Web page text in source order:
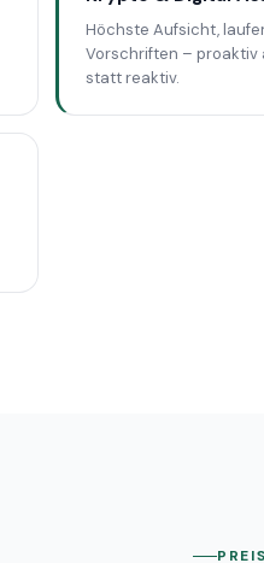
Höchste Aufsicht,
Vorschriften – proaktiv
statt reaktiv.
PREIS